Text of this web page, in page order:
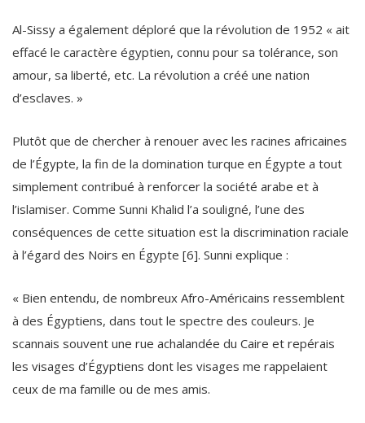
Al-Sissy a également déploré que la révolution de 1952 « ait
effacé le caractère égyptien, connu pour sa tolérance, son
amour, sa liberté, etc. La révolution a créé une nation
d’esclaves. »
Plutôt que de chercher à renouer avec les racines africaines
de l’Égypte, la fin de la domination turque en Égypte a tout
simplement contribué à renforcer la société arabe et à
l’islamiser. Comme Sunni Khalid l’a souligné, l’une des
conséquences de cette situation est la discrimination raciale
à l’égard des Noirs en Égypte [6]. Sunni explique :
« Bien entendu, de nombreux Afro-Américains ressemblent
à des Égyptiens, dans tout le spectre des couleurs. Je
scannais souvent une rue achalandée du Caire et repérais
les visages d’Égyptiens dont les visages me rappelaient
ceux de ma famille ou de mes amis.